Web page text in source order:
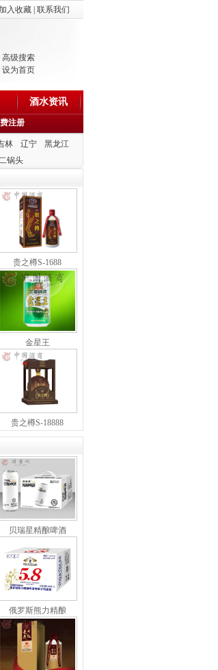
入收藏 联系我们
高级搜索
设为首页
酒水资讯
注册
林 辽宁
黑龙江
锅头
贵之樽S-1688
金星王
贵之樽S-18888
贝瑞星精酿啤酒
俄罗斯熊力精酿